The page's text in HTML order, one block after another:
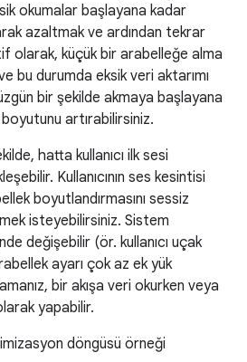
okumalar başlayana kadar
azaltmak ve ardından tekrar
olarak, küçük bir arabelleğe alma
bu durumda eksik veri aktarımı
bir şekilde akmaya başlayana
artırabilirsiniz.
hatta kullanıcı ilk sesi
Kullanıcının ses kesintisi
boyutlandırmasını sessiz
isteyebilirsiniz. Sistem
değişebilir (ör. kullanıcı uçak
ayarı çok az ek yük
bir akışa veri okurken veya
yapabilir.
döngüsü örneği